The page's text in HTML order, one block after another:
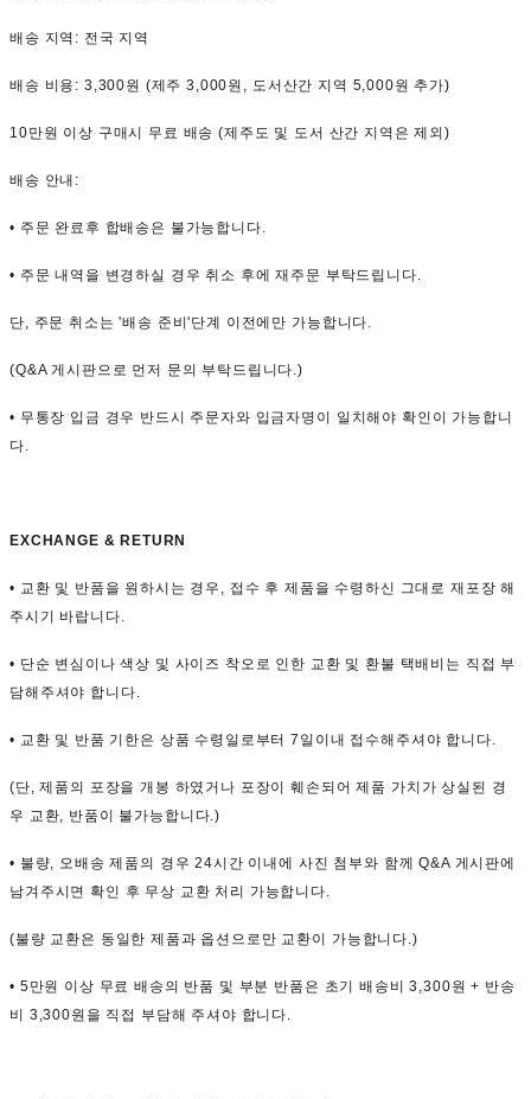
배송 지역: 전국 지역
배송 비용: 3,300원 (제주 3,000원, 도서산간 지역 5,000원 추가)
10만원 이상 구매시 무료 배송 (제주도 및 도서 산간 지역은 제외)
배송 안내:
• 주문 완료후 합배송은 불가능합니다.
• 주문 내역을 변경하실 경우 취소 후에 재주문 부탁드립니다.
단, 주문 취소는 '배송 준비'단계 이전에만 가능합니다.
(Q&A 게시판으로 먼저 문의 부탁드립니다.)
• 무통장 입금 경우 반드시 주문자와 입금자명이 일치해야 확인이 가능합니
다.
EXCHANGE & RETURN
• 교환 및 반품을 원하시는 경우, 접수 후 제품을 수령하신 그대로 재포장 해
주시기 바랍니다.
• 단순 변심이나 색상 및 사이즈 착오로 인한 교환 및 환불 택배비는 직접 부
담해주셔야 합니다.
• 교환 및 반품 기한은 상품 수령일로부터 7일이내 접수해주셔야 합니다.
(단, 제품의 포장을 개봉 하였거나 포장이 훼손되어 제품 가치가 상실된 경
우 교환, 반품이 불가능합니다.)
• 불량, 오배송 제품의 경우 24시간 이내에 사진 첨부와 함께 Q&A 게시판에
남겨주시면 확인 후 무상 교환 처리 가능합니다.
(불량 교환은 동일한 제품과 옵션으로만 교환이 가능합니다.)
• 5만원 이상 무료 배송의 반품 및 부분 반품은 초기 배송비 3,300원 + 반송
비 3,300원을 직접 부담해 주셔야 합니다.